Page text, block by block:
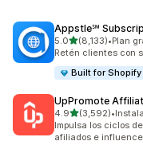
Appstle℠
5.0de 5 estrellas
(8,133)
8133 reseñas en
•Plan
Retén clientes con
Built for Shopify
UpPromote
4.9de 5 estrellas
(3,592)
3592 reseñas en
•
Impulsa los ciclos
afiliados e